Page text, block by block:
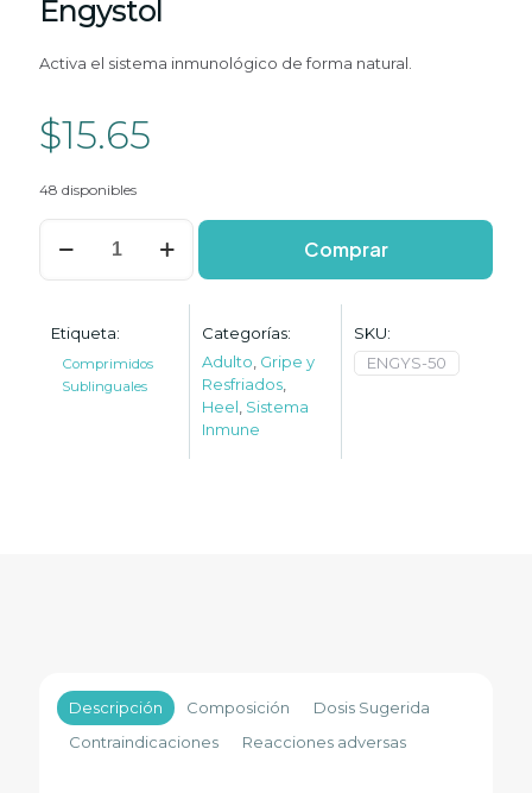
Engystol
Activa el sistema inmunológico de forma natural.
$15.65
48 disponibles
Engystol
cantidad
Comprar
Etiqueta:
Comprimidos
Sublinguales
Categorías:
Adulto Gripe y
Resfriados
Heel Sistema
Inmune
SKU:
ENGYS-50
Descripción Composición
Dosis Sugerida
Contraindicaciones
Reacciones adversas